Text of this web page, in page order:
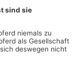
sind sie
niemals zu
als Gesellschaft
deswegen nicht